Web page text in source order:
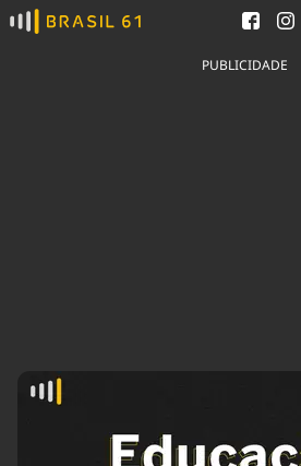
Ver todas as notícias
Agronegócios
Cultura
Economia
PUBLICIDADE